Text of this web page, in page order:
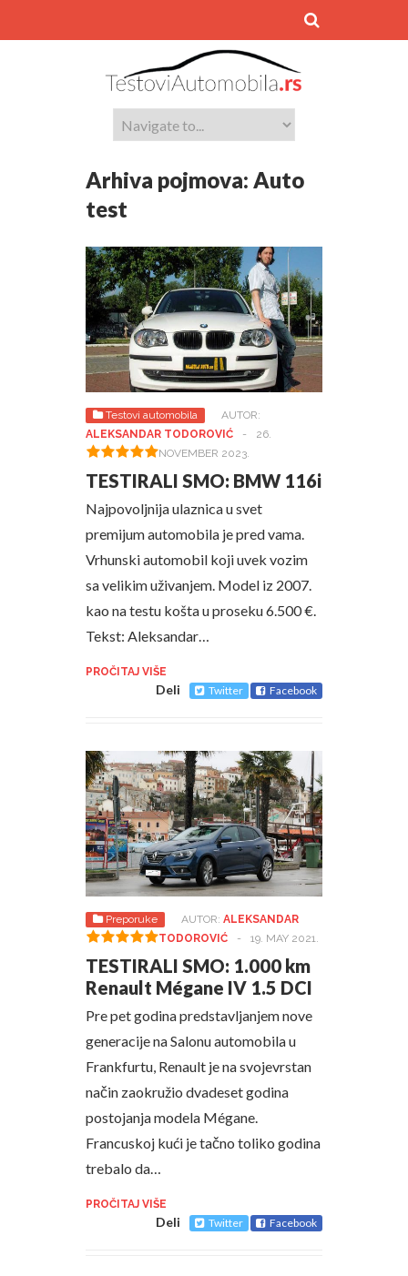
Arhiva pojmova: Auto
test
Testovi automobila
AUTOR:
ALEKSANDAR TODOROVIĆ
-
26.
NOVEMBER 2023.
TESTIRALI SMO: BMW 116i
Najpovoljnija ulaznica u svet
premijum automobila je pred vama.
Vrhunski automobil koji uvek vozim
sa velikim uživanjem. Model iz 2007.
kao na testu košta u proseku 6.500 €.
Tekst: Aleksandar…
PROČITAJ VIŠE
Deli Twitter Facebook
Preporuke AUTOR: ALEKSANDAR
TODOROVIĆ
- 19. MAY 2021.
TESTIRALI SMO: 1.000 km
Renault Mégane IV 1.5 DCI
Pre pet godina predstavljanjem nove
generacije na Salonu automobila u
Frankfurtu, Renault je na svojevrstan
način zaokružio dvadeset godina
postojanja modela Mégane.
Francuskoj kući je tačno toliko godina
trebalo da…
PROČITAJ VIŠE
Deli Twitter Facebook